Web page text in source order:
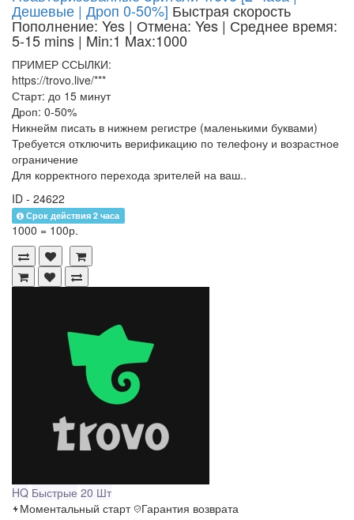
Дешевые | Дроп 0-50%] Быстрая скорость
Пополнение: Yes | Отмена: Yes | Среднее время:
5-15 mins | Min:1 Max:1000
ПРИМЕР ССЫЛКИ:
https://trovo.live/***
Старт: до 15 минут
Дроп: 0-50%
Никнейм писать в нижнем регистре (маленькими буквами)
Требуется отключить верификацию по телефону и возрастное
ограничение
Для корректного перехода зрителей на ваш..
ID - 24622
Срок действия 2 часа
1000 = 100р.
HQ Быстрые 20 Шт
Моментальный старт
Гарантия возврата